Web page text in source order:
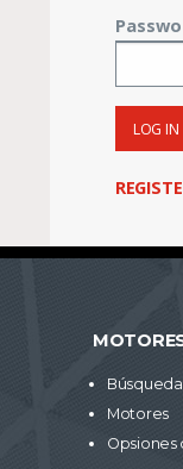
LOG IN
Motores
Opsiones